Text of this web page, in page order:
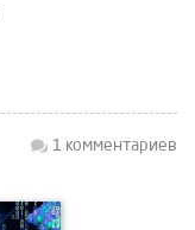
1 комментариев